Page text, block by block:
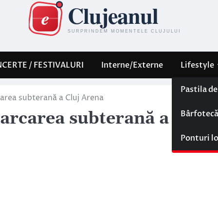
/ FESTIVALURI Interne/Externe Lifestyle
Pastila
Bârfotecă
Ponturi
subterană a Cluj Arena
subterană a Cluj